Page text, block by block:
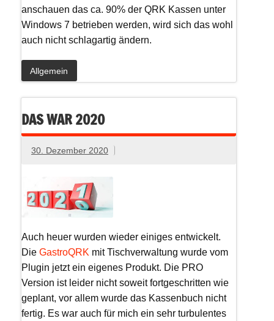
anschauen das ca. 90% der QRK Kassen unter
Windows 7 betrieben werden, wird sich das wohl
auch nicht schlagartig ändern.
Allgemein
DAS WAR 2020
30. Dezember 2020
Auch heuer wurden wieder einiges entwickelt.
Die GastroQRK mit Tischverwaltung wurde vom
Plugin jetzt ein eigenes Produkt. Die PRO
Version ist leider nicht soweit fortgeschritten wie
geplant, vor allem wurde das Kassenbuch nicht
fertig. Es war auch für mich ein sehr turbulentes